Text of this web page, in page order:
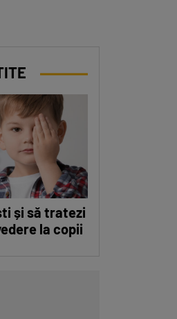
și să tratezi
la copii